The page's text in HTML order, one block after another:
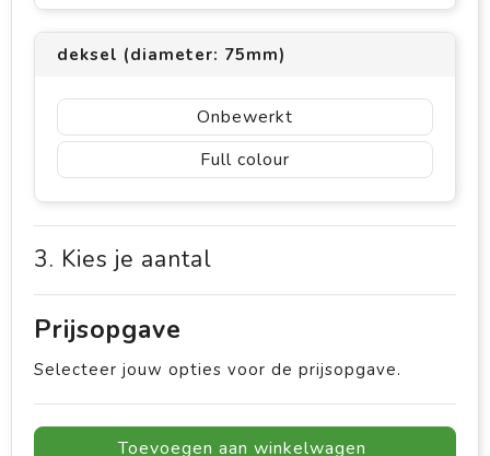
deksel (diameter: 75mm)
Onbewerkt
Full colour
3. Kies je aantal
Prijsopgave
Selecteer jouw opties voor de prijsopgave.
Toevoegen aan winkelwagen